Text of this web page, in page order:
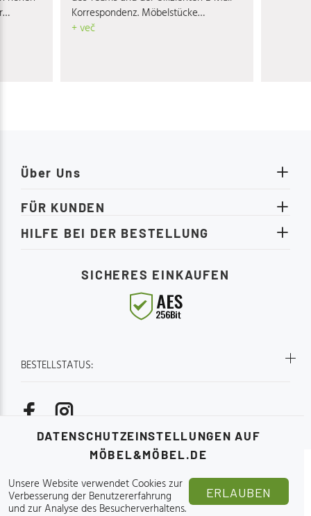
DATENSCHUTZEINSTELLUNGEN AUF
MÖBEL&MÖBEL.DE
ERLAUBEN
Unsere Website verwendet Cookies zur
Verbesserung der Benutzererfahrung
und zur Analyse des Besucherverhaltens.
Korrespondenz. Möbelstücke
entsprechen voll und ganz den
+ več
BESTELLSTATUS:
Über Uns
FÜR KUNDEN
HILFE BEI DER BESTELLUNG
SICHERES EINKAUFEN
Online-Möbelgeschäft - Möbel&Möbel.de 2015-2026.